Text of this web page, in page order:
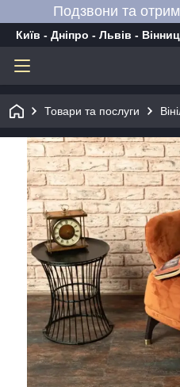
Подзвони та
Київ - Дніпро - Львів -
Товари та послуги